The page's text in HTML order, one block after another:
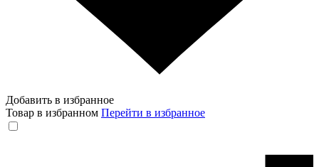
Добавить в избранное
Товар в избранном Перейти в избранное